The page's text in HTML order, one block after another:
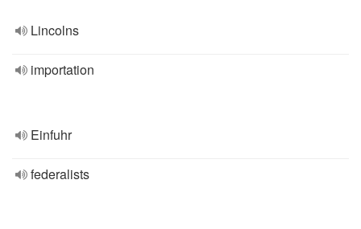
Lincolns
importation
Einfuhr
federalists